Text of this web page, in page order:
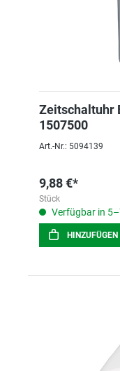
Zeitschaltuhr
1507500
Art.-Nr.: 5094139
9,88 €*
Stück
Verfügbar in
HINZUFÜGEN